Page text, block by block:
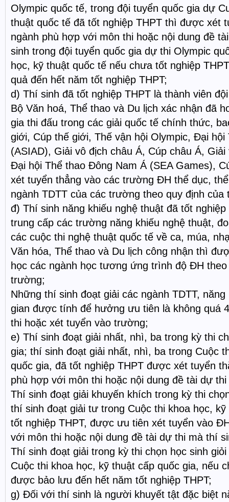
Olympic quốc tế, trong đội tuyển quốc gia dự
thuật quốc tế đã tốt nghiệp THPT thì được xét
ngành phù hợp với môn thi hoặc nội dung đề
sinh trong đội tuyển quốc gia dự thi Olympic
học, kỹ thuật quốc tế nếu chưa tốt nghiệp
quả đến hết năm tốt nghiệp THPT;
d) Thí sinh đã tốt nghiệp THPT là thành viên
Bộ Văn hoá, Thể thao và Du lịch xác nhận đã
gia thi đấu trong các giải quốc tế chính thức,
giới, Cúp thế giới, Thế vận hội Olympic, Đại hội
(ASIAD), Giải vô địch châu Á, Cúp châu Á,
Đại hội Thể thao Đông Nam Á (SEA Games),
xét tuyển thẳng vào các trường ĐH thể dục,
ngành TDTT của các trường theo quy định
đ) Thí sinh năng khiếu nghệ thuật đã tốt
trung cấp các trường năng khiếu nghệ thuật,
các cuộc thi nghệ thuật quốc tế về ca, múa,
Văn hóa, Thể thao và Du lịch công nhận thì
học các ngành học tương ứng trình độ ĐH
trường;
Những thí sinh đoạt giải các ngành TDTT,
gian được tính để hưởng ưu tiên là không quá
thi hoặc xét tuyển vào trường;
e) Thí sinh đoạt giải nhất, nhì, ba trong kỳ thi
gia; thí sinh đoạt giải nhất, nhì, ba trong Cuộc
quốc gia, đã tốt nghiệp THPT được xét tuyển
phù hợp với môn thi hoặc nội dung đề tài dự
Thí sinh đoạt giải khuyến khích trong kỳ thi
thí sinh đoạt giải tư trong Cuộc thi khoa học,
tốt nghiệp THPT, được ưu tiên xét tuyển vào
với môn thi hoặc nội dung đề tài dự thi mà thí
Thí sinh đoạt giải trong kỳ thi chọn học sinh
Cuộc thi khoa học, kỹ thuật cấp quốc gia, nếu
được bảo lưu đến hết năm tốt nghiệp THPT;
g) Đối với thí sinh là người khuyết tật đặc biệt